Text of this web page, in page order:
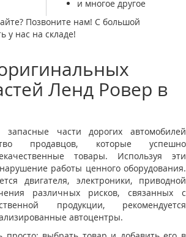
и многое другое
Позвоните нам! С большой
у нас на складе!
Ленд Ровер в
части дорогих автомобилей
продавцов, которые успешно
товары. Используя эти
работы ценного оборудования.
двигателя, электроники, приводной
различных рисков, связанных с
продукции, рекомендуется
автоцентры.